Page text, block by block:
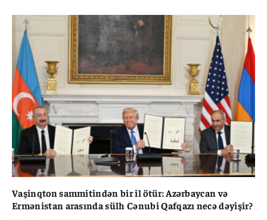
Vaşinqton sammitindən bir il ötür: Azərbaycan və
Ermənistan arasında sülh Cənubi Qafqazı necə dəyişir?